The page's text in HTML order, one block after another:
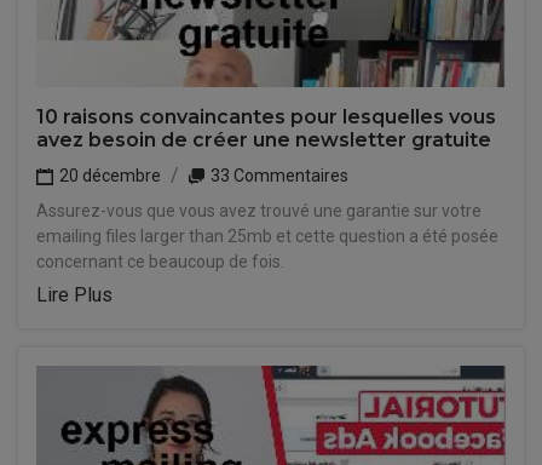
10 raisons convaincantes pour lesquelles vous
avez besoin de créer une newsletter gratuite
20 décembre
33 Commentaires
Assurez-vous que vous avez trouvé une garantie sur votre
emailing files larger than 25mb et cette question a été posée
concernant ce beaucoup de fois.
Lire Plus